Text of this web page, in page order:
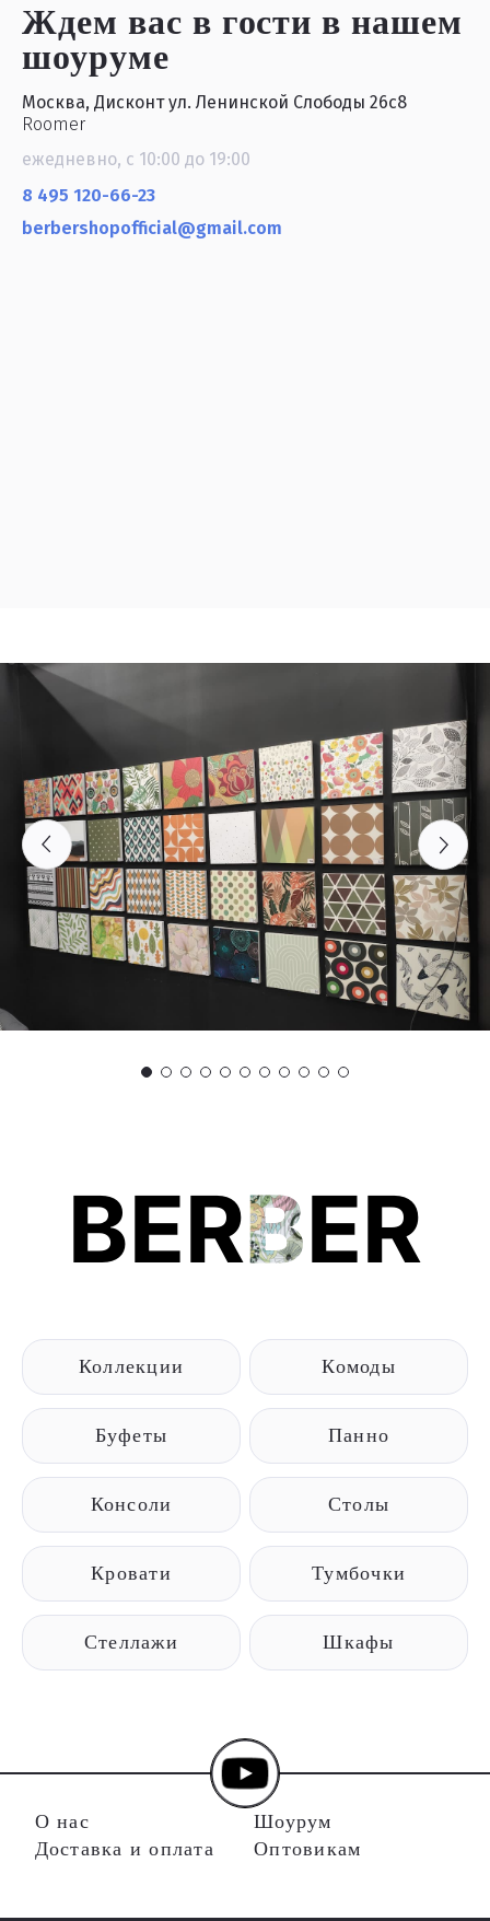
Ждем вас в гостив нашем
шоуруме
Москва, Дисконт ул. Ленинской Слободы 26с8
Roomer
ежедневно, с 10:00 до 19:00
8 495 120-66-23
berbershopofficial@gmail.com
BERBER
Коллекции Комоды
Буфеты Панно
Консоли Столы
Кровати Тумбочки
Стеллажи Шкафы
О нас
Доставка и оплата
Шоурум
Оптовикам